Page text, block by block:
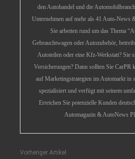
den Autohandel und die
Unternehmen auf mehr als 41 Auto-News
Sie arbeiten rund um das Thema
Gebrauchtwagen oder Autozubehör,
Autoteilen oder eine Kfz-Werkstatt? Sie
Versicherungen? Dann sollten Sie CarPR
auf Marketingstrategien im Automarkt in
spezialisiert und verfügt mit seinem
Erreichen Sie potenzielle Kunden
Automagazin & AutoNews
Vorheriger Artikel